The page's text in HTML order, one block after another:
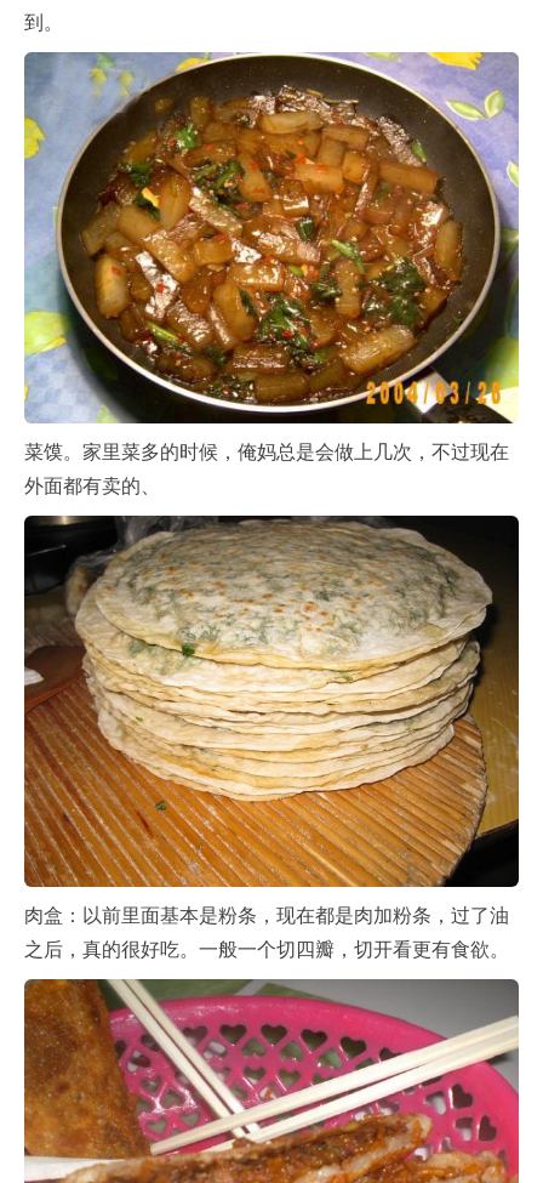
到。
菜馍。家里菜多的时候，俺妈总是会做上几次，不过现在
外面都有卖的、
肉盒：以前里面基本是粉条，现在都是肉加粉条，过了油
之后，真的很好吃。一般一个切四瓣，切开看更有食欲。